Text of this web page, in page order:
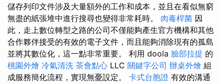
儲存列印文件涉及大量額外的工作和成本，並且在看似無窮
無盡的紙張堆中進行搜尋也變得非常耗時。 肉毒桿菌 因
此，走上數位轉型之路的公司不僅能夠產生官方機構和其他
合作夥伴接受的有效的電子文件，而且能夠消除現有的孤島
並將其數位化，這一點非常重要。 利用 doola 臉部拉提 的
桃園外燴 冷氣清洗 茶會點心 LLC 關鍵字公司 辦桌外燴 組
成服務簡化流程，實現無憂設定。 卡式台胞證 有效的溝通